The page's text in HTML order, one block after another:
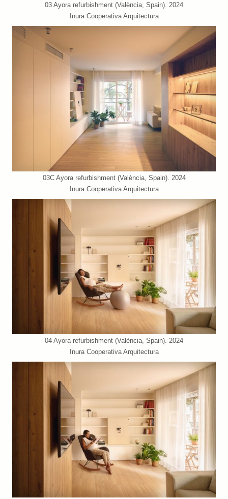
03 Ayora refurbishment (València, Spain). 2024
Inura Cooperativa Arquitectura
03C Ayora refurbishment (València, Spain). 2024
Inura Cooperativa Arquitectura
04 Ayora refurbishment (València, Spain). 2024
Inura Cooperativa Arquitectura